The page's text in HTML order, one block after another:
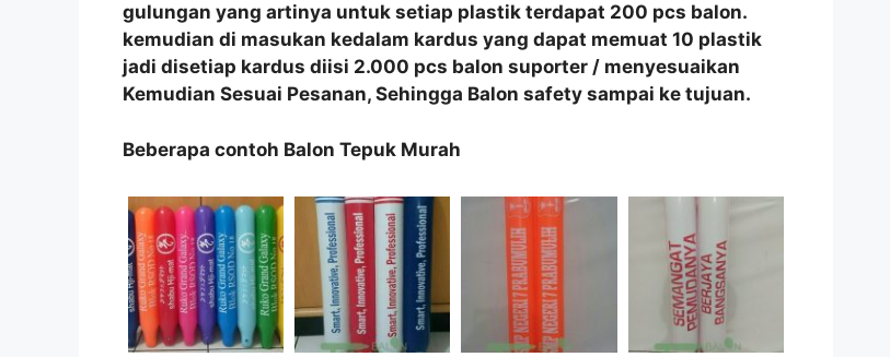
gulungan yang artinya untuk setiap plastik terdapat 200 pcs balon.
kemudian di masukan kedalam kardus yang dapat memuat 10 plastik
jadi disetiap kardus diisi 2.000 pcs balon suporter / menyesuaikan
Kemudian Sesuai Pesanan, Sehingga Balon safety sampai ke tujuan.
Beberapa contoh Balon Tepuk Murah